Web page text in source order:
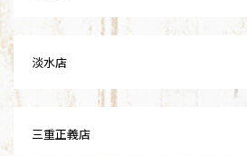
淡水店
三重正義店